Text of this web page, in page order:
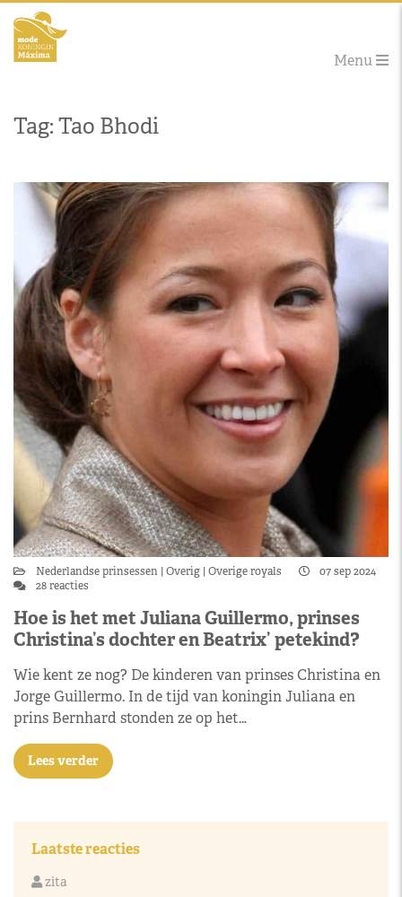
Menu
Tag: Tao Bhodi
Nederlandse prinsessen Overig Overige royals
07 sep 2024
28 reacties
Hoe is het met Juliana Guillermo, prinses
Christina’s dochter en Beatrix’ petekind?
Wie kent ze nog? De kinderen van prinses Christina en
Jorge Guillermo. In de tijd van koningin Juliana en
prins Bernhard stonden ze op het…
Lees verder
Laatste reacties
zita